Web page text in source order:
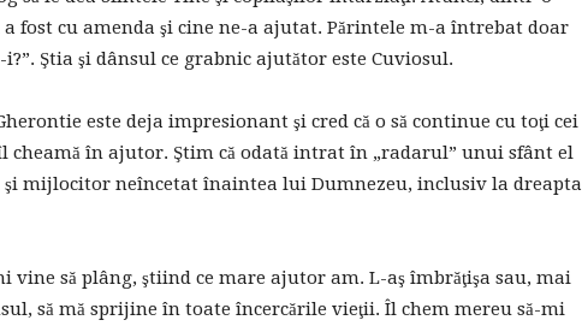
fost cu amenda şi cine ne-a ajutat. Părintele m-a întrebat doar
Ştia şi dânsul ce grabnic ajutător este Cuviosul.
este deja impresionant şi cred că o să continue cu toţi cei
cheamă în ajutor. Ştim că odată intrat în „radarul” unui sfânt el
şi mijlocitor neîncetat înaintea lui Dumnezeu, inclusiv la dreapta
vine să plâng, ştiind ce mare ajutor am. L-aş îmbrăţişa sau, mai
să mă sprijine în toate încercările vieţii. Îl chem mereu să-mi